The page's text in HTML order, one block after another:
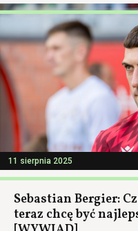
11 sierpnia 2025
Sebastian Bergier:
teraz chcę być